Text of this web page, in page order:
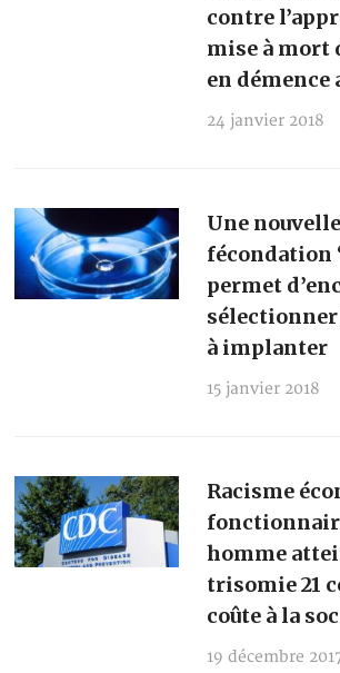
contre
mise à mort
en démence
24 janvier 2018
Une
fécondation
permet
à implanter
15 janvier 2018
Racisme
homme
trisomie 21
coûte à la
19 décembre